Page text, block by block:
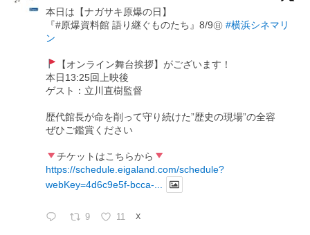
本日は【ナガサキ原爆の日】
『#原爆資料館 語り継ぐものたち』8/9㊐#横浜シネマリ
ン
【オンライン舞台挨拶】がございます！
本日13:25回上映後
ゲスト：立川直樹監督
歴代館長が命を削って守り続けた”歴史の現場”の全容
ぜひご鑑賞ください
チケットはこちらから
https://schedule.eigaland.com/schedule?
webKey=4d6c9e5f-bcca-...
9 11 X